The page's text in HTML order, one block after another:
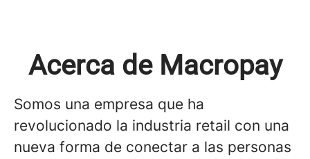
Acerca de Macropay
Somos una empresa que ha
revolucionado la industria retail con una
nueva forma de conectar a las personas